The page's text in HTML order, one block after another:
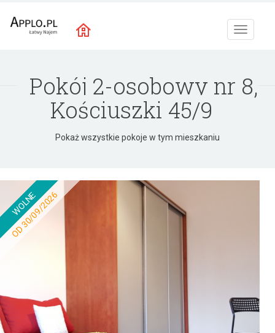
Toggle
Pokój 2-osobowy nr 8,
Kościuszki 45/9
Pokaż wszystkie pokoje w tym mieszkaniu
WOLNE
OD 30/09/2026